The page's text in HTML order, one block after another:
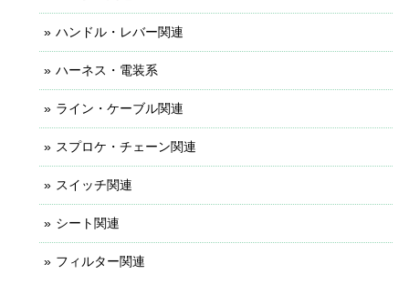
ハンドル・レバー関連
ハーネス・電装系
ライン・ケーブル関連
スプロケ・チェーン関連
スイッチ関連
シート関連
フィルター関連